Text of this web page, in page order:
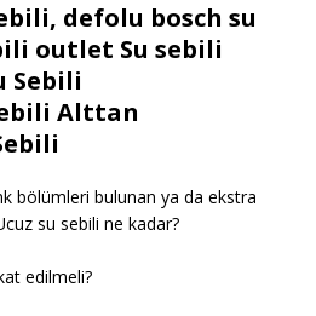
defolu bosch su
outlet Su sebili
Sebili
Alttan
bölümleri bulunan ya da ekstra
su sebili ne kadar?
edilmeli?